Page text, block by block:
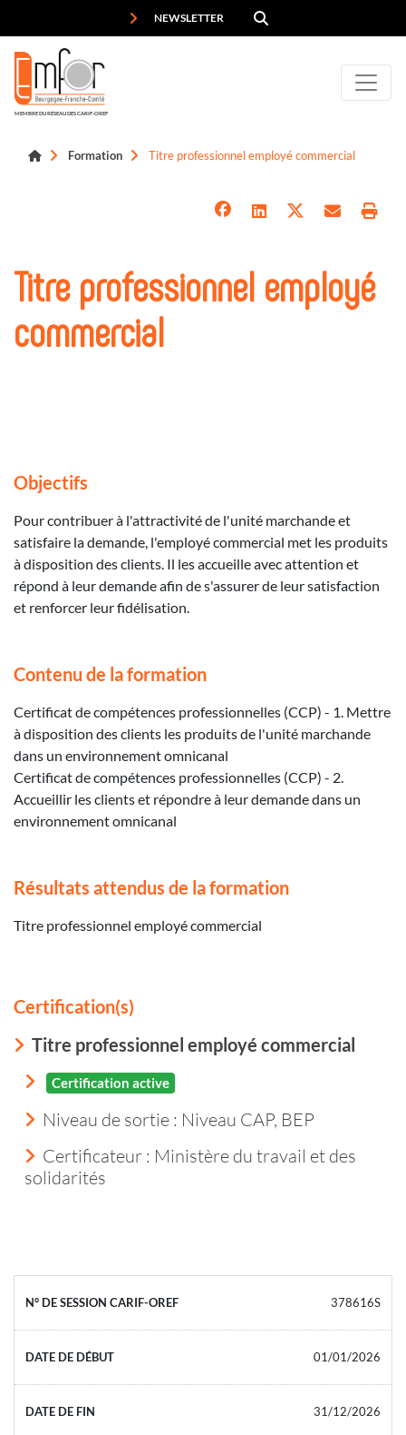
NEWSLETTER
MEMBRE DU RÉSEAU DES CARIF-OREF
Formation Titre professionnel employé commercial
Titre professionnel employé
commercial
Objectifs
Pour contribuer à l'attractivité de l'unité marchande et
satisfaire la demande, l'employé commercial met les produits
à disposition des clients. Il les accueille avec attention et
répond à leur demande afin de s'assurer de leur satisfaction
et renforcer leur fidélisation.
Contenu de la formation
Certificat de compétences professionnelles (CCP) - 1. Mettre
à disposition des clients les produits de l'unité marchande
dans un environnement omnicanal
Certificat de compétences professionnelles (CCP) - 2.
Accueillir les clients et répondre à leur demande dans un
environnement omnicanal
Résultats attendus de la formation
Titre professionnel employé commercial
Certification(s)
Titre professionnel employé commercial
Certification active
Niveau de sortie : Niveau CAP, BEP
Certificateur : Ministère du travail et des
solidarités
378616S
01/01/2026
31/12/2026
Panneau de gestion des cookies